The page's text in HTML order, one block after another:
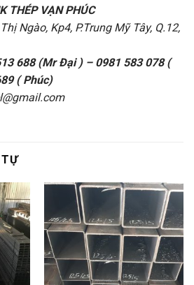
THÉP VẠN PHÚC
Ngào, Kp4, P.Trung Mỹ Tây, Q.12,
688 (Mr Đại ) – 0981 583 078 (
( Phúc)